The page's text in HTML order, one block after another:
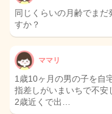
同じくらいの月齢でまだ
すか？
ママリ
1歳10ヶ月の男の子を自
指差しがいまいちで不安
2歳近くで出…